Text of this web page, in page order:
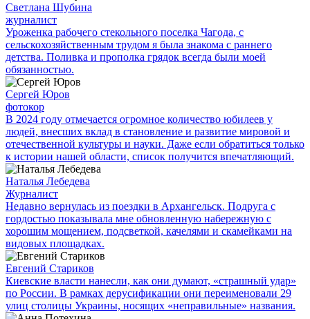
Светлана Шубина
журналист
Уроженка рабочего стекольного поселка Чагода, с
сельскохозяйственным трудом я была знакома с раннего
детства. Поливка и прополка грядок всегда были моей
обязанностью.
Сергей Юров
фотокор
В 2024 году отмечается огромное количество юбилеев у
людей, внесших вклад в становление и развитие мировой и
отечественной культуры и науки. Даже если обратиться только
к истории нашей области, список получится впечатляющий.
Наталья Лебедева
Журналист
Недавно вернулась из поездки в Архангельск. Подруга с
гордостью показывала мне обновленную набережную с
хорошим мощением, подсветкой, качелями и скамейками на
видовых площадках.
Евгений Стариков
Киевские власти нанесли, как они думают, «страшный удар»
по России. В рамках дерусификации они переименовали 29
улиц столицы Украины, носящих «неправильные» названия.